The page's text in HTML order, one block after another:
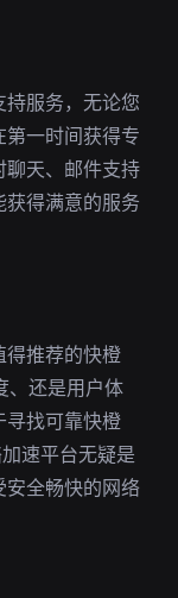
服务，无论您
一时间获得专
聊天、邮件支持
得满意的服务
得推荐的快橙
、还是用户体
寻找可靠快橙
速平台无疑是
全畅快的网络